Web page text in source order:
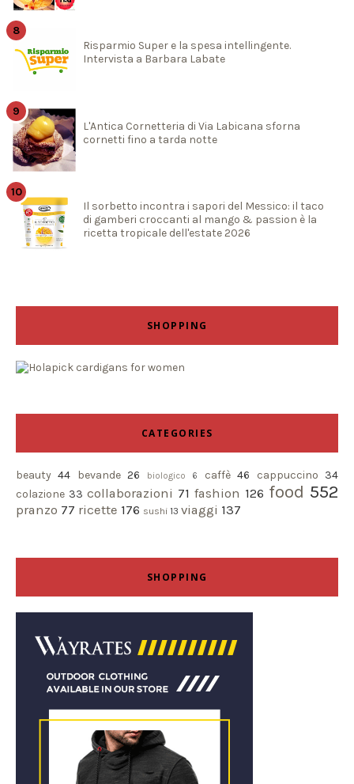
Risparmio Super e la spesa intellingente.
Intervista a Barbara Labate
L'Antica Cornetteria di Via Labicana sforna
cornetti fino a tarda notte
Il sorbetto incontra i sapori del Messico: il taco
di gamberi croccanti al mango & passion è la
ricetta tropicale dell'estate 2026
SHOPPING
CATEGORIES
beauty 44 bevande 26 biologico 6 caffè 46 cappuccino 34
colazione 33 collaborazioni 71 fashion 126 food 552
pranzo 77 ricette 176 sushi 13 viaggi 137
SHOPPING